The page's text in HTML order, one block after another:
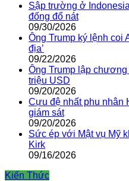
Sập trường ở
đống đổ nát
09/30/2026
Ông Trump ký lệnh coi
địa’
09/22/2026
Ông Trump lập chương
triệu USD
09/20/2026
Cựu đệ nhất phu nhân
giám sát
09/20/2026
Sức ép với Mật vụ Mỹ
Kirk
09/16/2026
Kiến Thức